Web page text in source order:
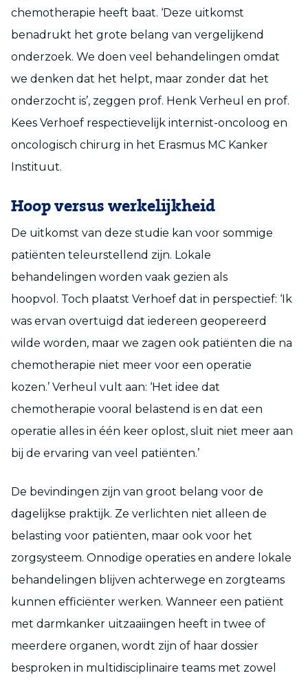
chemotherapie heeft baat. ‘Deze uitkomst
benadrukt het grote belang van vergelijkend
onderzoek. We doen veel behandelingen omdat
we denken dat het helpt, maar zonder dat het
onderzocht is’, zeggen prof. Henk Verheul en prof.
Kees Verhoef respectievelijk internist-oncoloog en
oncologisch chirurg in het Erasmus MC Kanker
Instituut.
Hoop versus werkelijkheid
De uitkomst van deze studie kan voor sommige
patiënten teleurstellend zijn. Lokale
behandelingen worden vaak gezien als
hoopvol. Toch plaatst Verhoef dat in perspectief: ‘Ik
was ervan overtuigd dat iedereen geopereerd
wilde worden, maar we zagen ook patiënten die na
chemotherapie niet meer voor een operatie
kozen.’ Verheul vult aan: ‘Het idee dat
chemotherapie vooral belastend is en dat een
operatie alles in één keer oplost, sluit niet meer aan
bij de ervaring van veel patiënten.’
De bevindingen zijn van groot belang voor de
dagelijkse praktijk. Ze verlichten niet alleen de
belasting voor patiënten, maar ook voor het
zorgsysteem. Onnodige operaties en andere lokale
behandelingen blijven achterwege en zorgteams
kunnen efficiënter werken. Wanneer een patiënt
met darmkanker uitzaaiingen heeft in twee of
meerdere organen, wordt zijn of haar dossier
besproken in multidisciplinaire teams met zowel